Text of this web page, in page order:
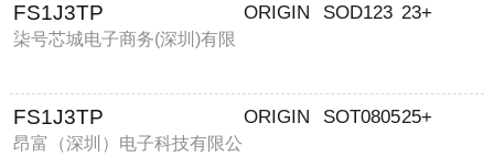
FS1J3TP
柒号芯城电子商务(深圳)有限
ORIGIN SOD123 23+
FS1J3TP
昂富（深圳）电子科技有限公
ORIGIN SOT080525+